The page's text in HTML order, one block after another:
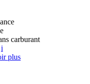
carburant
i
plus